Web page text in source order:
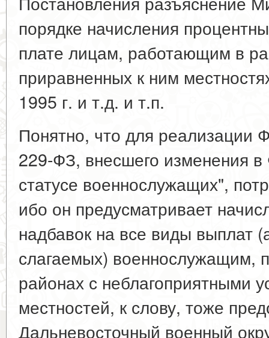
порядке начисления
плате лицам, работающим в
приравненных к ним
1995 г. и т.д. и т.п.
Понятно, что для реализации
229-ФЗ, внесшего изменения
статусе военнослужащих",
ибо он предусматривает
надбавок на все виды выплат
слагаемых) военнослужащим,
районах с неблагоприятными
местностей, к слову, тоже
Дальневосточный военный